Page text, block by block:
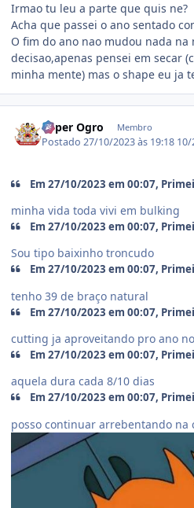
Irmao tu leu a parte que quis ne?
Acha que passei o ano sentado
O fim do ano nao mudou nada
decisao,apenas pensei em secar
minha mente) mas o shape eu ja
Super Ogro Membro
Postado27/10/2023 às 19:18 10/
Em 27/10/2023 em 00:07,
minha vida toda vivi em bulking
Em 27/10/2023 em 00:07,
Sou tipo baixinho troncudo
Em 27/10/2023 em 00:07,
tenho 39 de braço natural
Em 27/10/2023 em 00:07,
cutting ja aproveitando pro ano
Em 27/10/2023 em 00:07,
aquela dura cada 8/10 dias
Em 27/10/2023 em 00:07,
posso continuar arrebentando na